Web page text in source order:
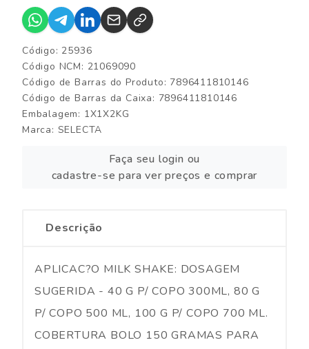
Código: 25936
Código NCM: 21069090
Código de Barras do Produto: 7896411810146
Código de Barras da Caixa: 7896411810146
Embalagem: 1X1X2KG
Marca: SELECTA
Faça seu login ou
cadastre-se para ver preços e comprar
Descrição
APLICAC?O MILK SHAKE: DOSAGEM
SUGERIDA - 40 G P/ COPO 300ML, 80 G
P/ COPO 500 ML, 100 G P/ COPO 700 ML.
COBERTURA BOLO 150 GRAMAS PARA